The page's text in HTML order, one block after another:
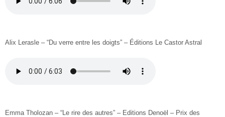
Alix Lerasle – “Du verre entre les doigts” – Éditions Le Castor Astral
Emma Tholozan – “Le rire des autres” – Editions Denoël – Prix des